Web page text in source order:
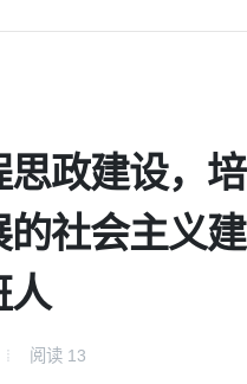
政建设，培
社会主义建
人
阅读 13